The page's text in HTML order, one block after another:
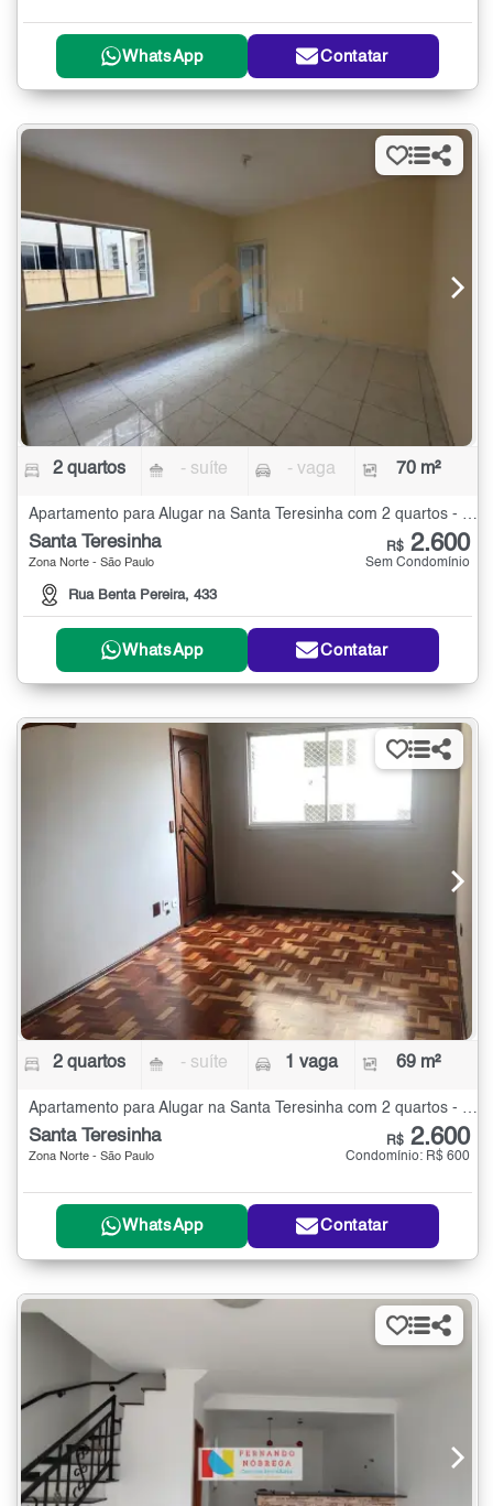
WhatsApp Contatar
2 quartos - suíte - vaga 70 m²
Apartamento para Alugar na Santa Teresinha com 2 quartos - 70 m²
Santa Teresinha
Zona Norte - São Paulo
Rua Benta Pereira, 433
R$ 2.600
Sem Condomínio
WhatsApp Contatar
2 quartos - suíte 1 vaga 69 m²
Apartamento para Alugar na Santa Teresinha com 2 quartos - 69 m²
Santa Teresinha
Zona Norte - São Paulo
R$ 2.600
Condomínio: R$ 600
WhatsApp Contatar